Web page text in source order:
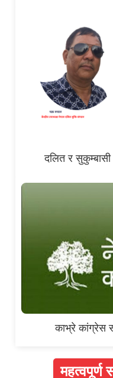
दलित र सुकुम्बासी
काभ्रे कांग्रेस
महत्वपूर्ण